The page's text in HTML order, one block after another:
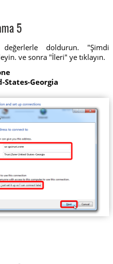
5
doldurun. "Şimdi
ve sonra "İleri" ye tıklayın.
States-Georgia
us-ga.trust.zone
Trust.Zone-United-States-Georgia